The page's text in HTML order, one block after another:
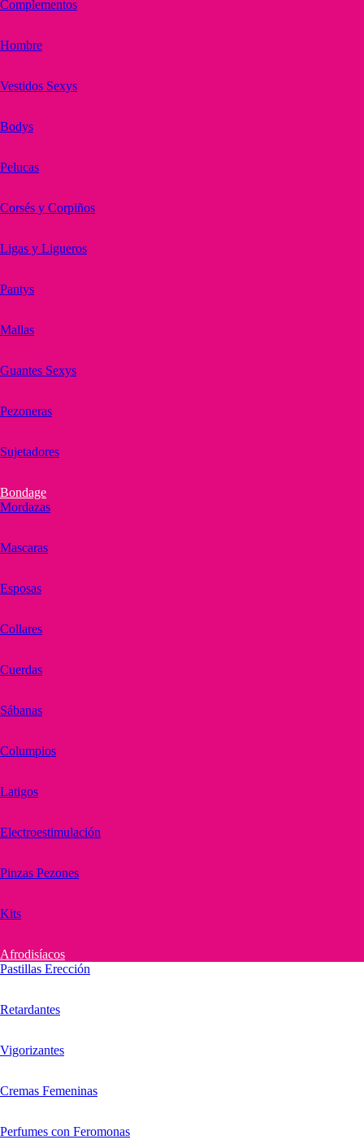
Complementos
Hombre
Vestidos Sexys
Bodys
Pelucas
Corsés y Corpiños
Ligas y Ligueros
Pantys
Mallas
Guantes Sexys
Pezoneras
Sujetadores
Bondage
Mordazas
Mascaras
Esposas
Collares
Cuerdas
Sábanas
Columpios
Latigos
Electroestimulación
Pinzas Pezones
Kits
Afrodisíacos
Pastillas Erección
Retardantes
Vigorizantes
Cremas Femeninas
Perfumes con Feromonas